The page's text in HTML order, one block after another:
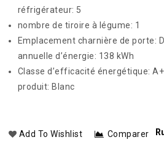
réfrigérateur: 5
nombre de tiroire à légume: 1
Emplacement charnière de porte:
annuelle d’énergie: 138 kWh
Classe d’efficacité énergétique:
produit: Blanc
Add To Wishlist Comparer